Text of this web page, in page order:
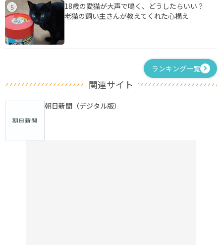
5
18歳の愛猫が大声で鳴く、どうしたらいい？
老猫の飼い主さんが教えてくれた心構え
ランキング一覧
関連サイト
朝日新聞（デジタル版）